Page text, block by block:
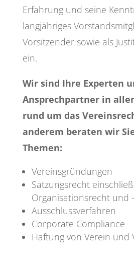
Erfahrung und seine
langjähriges
Vorsitzender sowie als
ein.
Wir sind Ihre Experten
Ansprechpartner in
rund um das
anderem beraten wir
Themen:
Vereinsgründungen
Satzungsrecht
Organisationsrecht und
Ausschlussverfahren
Corporate Compliance
Haftung von Verein und